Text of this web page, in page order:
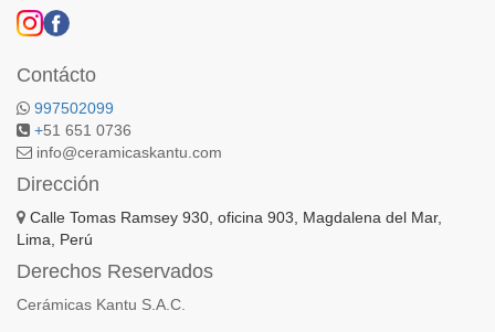
Contácto
997502099
+51 651 0736
info@ceramicaskantu.com
Dirección
Calle Tomas Ramsey 930, oficina 903, Magdalena del Mar,
Lima, Perú
Derechos Reservados
Cerámicas Kantu S.A.C.